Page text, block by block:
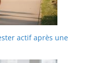
actif après une